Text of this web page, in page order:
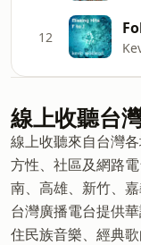
12
線上收聽台
線上收聽來自台灣
方性、社區及網路
南、高雄、新竹、
台灣廣播電台提供
住民族音樂、經典